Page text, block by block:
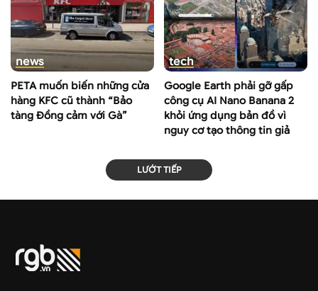
news
PETA muốn biến những cửa
hàng KFC cũ thành “Bảo
tàng Đồng cảm với Gà”
tech
Google Earth phải gỡ gấp
công cụ AI Nano Banana 2
khỏi ứng dụng bản đồ vì
nguy cơ tạo thông tin giả
LƯỚT TIẾP